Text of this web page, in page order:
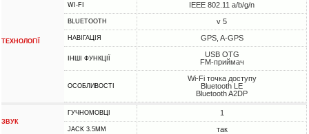
ТЕХНОЛОГІЇ
WI-FI IEEE 802.11 a/b/g/n
BLUETOOTH v 5
НАВІГАЦІЯ GPS, A-GPS
ІНШІ ФУНКЦІЇ
USB OTG
FM-приймач
ОСОБЛИВОСТІ
Wi-Fi точка доступу
Bluetooth LE
Bluetooth A2DP
ЗВУК
ГУЧНОМОВЦІ 1
JACK 3.5MM так